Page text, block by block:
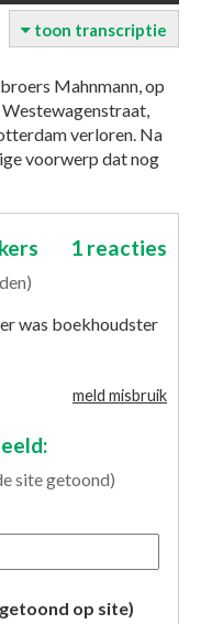
toon transcriptie
Mahnmann, op
verloren. Na
voorwerp dat nog
1 reacties
was boekhoudster
meld misbruik
site getoond)
op site)